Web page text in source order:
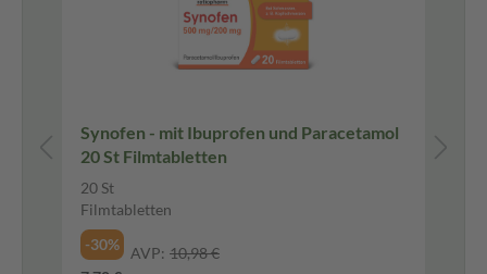
Synofen - mit Ibuprofen und Paracetamol
20 St Filmtabletten
20 St
Filmtabletten
-30%
AVP: 10,98 €